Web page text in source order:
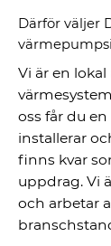
Därför väljer
Vi är en
oss får du
installerar
finns kvar
uppdrag. Vi
och arbetar